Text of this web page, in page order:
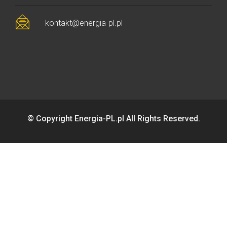
kontakt@energia-pl.pl
© Copyright Energia-PL.pl All Rights Reserved.